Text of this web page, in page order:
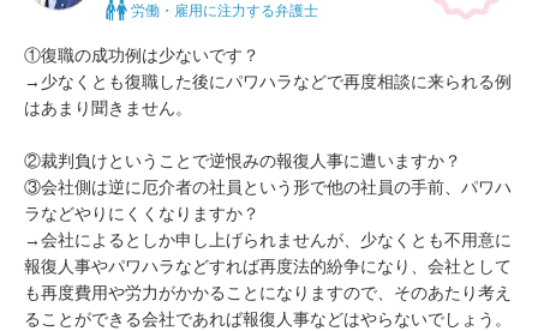
労働・雇用に注力する弁護士
①復職の成功例は少ないです？
→少なくとも復職した後にパワハラなどで再度相談に来られる例
はあまり聞きません。
②裁判負けということで逆恨みの報復人事に遭いますか？
③会社側は逆に厄介者の社員という形で他の社員の手前、パワハ
ラなどやりにくくなりますか？
→会社によるとしか申し上げられませんが、少なくとも不用意に
報復人事やパワハラなどすれば再度法的紛争になり、会社として
も再度費用や労力がかかることになりますので、そのあたり考え
ることができる会社であれば報復人事などはやらないでしょう。